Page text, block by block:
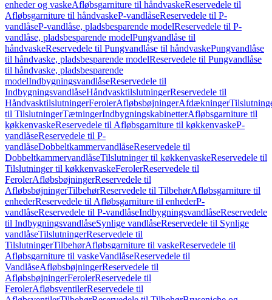
enheder og vaskeAfløbsgarniture til håndvaskeReservedele til
Afløbsgarniture til håndvaskeP-vandlåseReservedele til P-
vandlåseP-vandlåse, pladsbesparende modelReservedele til P-
vandlåse, pladsbesparende modelPungvandlåse til
håndvaskeReservedele til Pungvandlåse til håndvaskePungvandlåse
til håndvaske, pladsbesparende modelReservedele til Pungvandlåse
til håndvaske, pladsbesparende
modelIndbygningsvandlåseReservedele til
IndbygningsvandlåseHåndvasktilslutningerReservedele til
HåndvasktilslutningerFerolerAfløbsbøjningerAfdækninger
til TilslutningerTætningerIndbygningskabinetterAfløbsgarniture til
køkkenvaskeReservedele til Afløbsgarniture til køkkenvaskeP-
vandlåseReservedele til P-
vandlåseDobbeltkammervandlåseReservedele til
DobbeltkammervandlåseTilslutninger til køkkenvaskeReservedele til
Tilslutninger til køkkenvaskeFerolerReservedele til
FerolerAfløbsbøjningerReservedele til
AfløbsbøjningerTilbehørReservedele til TilbehørAfløbsgarniture til
enhederReservedele til Afløbsgarniture til enhederP-
vandlåseReservedele til P-vandlåseIndbygningsvandlåseReservedele
til IndbygningsvandlåseSynlige vandlåseReservedele til Synlige
vandlåseTilslutningerReservedele til
TilslutningerTilbehørAfløbsgarniture til vaskeReservedele til
Afløbsgarniture til vaskeVandlåseReservedele til
VandlåseAfløbsbøjningerReservedele til
AfløbsbøjningerFerolerReservedele til
FerolerAfløbsventilerReservedele til